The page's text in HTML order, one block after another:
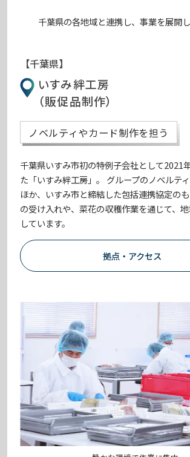
千葉県の各地域と連携し、事業を展開し
【千葉県】
いすみ絆工房
（販促品制作）
ノベルティやカード制作を担う
千葉県いすみ市初の特例子会社として2021
た「いすみ絆工房」。 グループのノベルテ
ほか、いすみ市と締結した包括連携協定の
の受け入れや、菜花の収穫作業を通じて、
しています。
拠点・アクセス